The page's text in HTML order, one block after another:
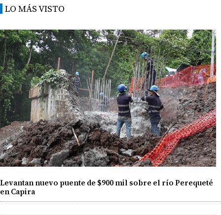
LO MÁS VISTO
Levantan nuevo puente de $900 mil sobre el río Perequeté
en Capira